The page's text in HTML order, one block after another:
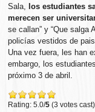
Sala, los estudiantes
merecen ser
se callan” y “Que salga
policías vestidos de
Una vez fuera, les han
embargo, los
próximo 3 de abril.
Rating: 5.0/5 (3 votes cast)